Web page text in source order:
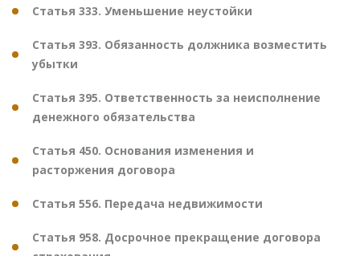
Статья 333. Уменьшение неустойки
Статья 393. Обязанность должника возместить
убытки
Статья 395. Ответственность за неисполнение
денежного обязательства
Статья 450. Основания изменения и
расторжения договора
Статья 556. Передача недвижимости
Статья 958. Досрочное прекращение договора